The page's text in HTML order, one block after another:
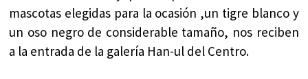
mascotas elegidas para la ocasión ,un tigre blanco y
un oso negro de considerable tamaño, nos reciben
a la entrada de la galería Han-ul del Centro.